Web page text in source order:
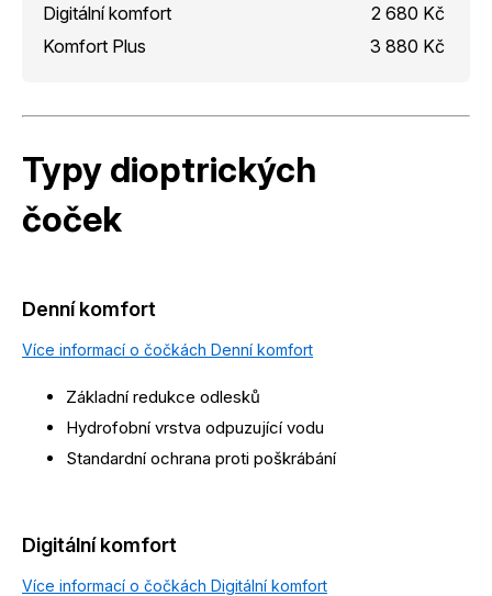
Digitální komfort
2 680 Kč
Komfort Plus
3 880 Kč
Typy dioptrických
čoček
Denní komfort
Více informací o čočkách Denní komfort
Základní redukce odlesků
Hydrofobní vrstva odpuzující vodu
Standardní ochrana proti poškrábání
Digitální komfort
Více informací o čočkách Digitální komfort